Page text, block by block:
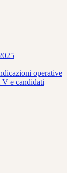
operative
e candidati